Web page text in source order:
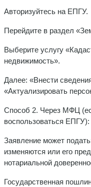
Авторизуйтесь на ЕПГУ.
Перейдите в раздел
Выберите услугу
недвижимость».
Далее: «Внести
«Актуализировать
Способ 2. Через МФЦ
воспользоваться ЕПГУ):
Заявление может
изменяются или его
нотариальной
Государственная